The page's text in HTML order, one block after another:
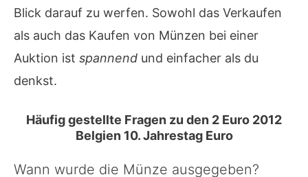
Blick darauf zu werfen. Sowohl das Verkaufen
als auch das Kaufen von Münzen bei einer
Auktion ist spannend und einfacher als du
denkst.
Häufig gestellte Fragen zu den 2 Euro 2012
Belgien 10. Jahrestag Euro
Wann wurde die Münze ausgegeben?